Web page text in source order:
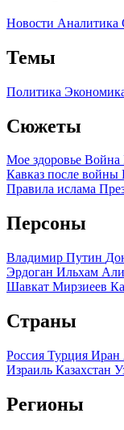
Новости Аналитика
Темы
Политика
Сюжеты
Мое здоровье Война
Кавказ после войны
Правила ислама
Персоны
Владимир Путин
Эрдоган Ильхам
Шавкат Мирзиеев
Страны
Россия Турция Иран
Израиль Казахстан
Регионы